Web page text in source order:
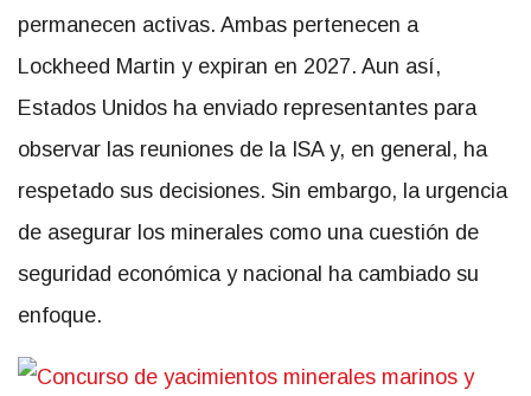
permanecen activas. Ambas pertenecen a
Lockheed Martin y expiran en 2027. Aun así,
Estados Unidos ha enviado representantes para
observar las reuniones de la ISA y, en general, ha
respetado sus decisiones. Sin embargo, la urgencia
de asegurar los minerales como una cuestión de
seguridad económica y nacional ha cambiado su
enfoque.